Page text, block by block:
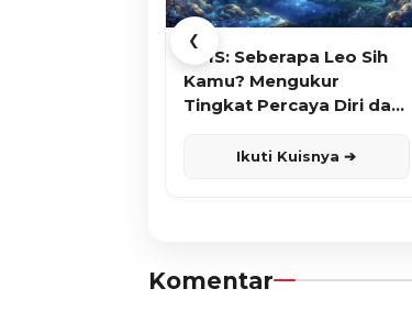
❮
KUIS: Seberapa Leo Sih
Kamu? Mengukur
Tingkat Percaya Diri dan
Ikuti Kuisnya ➔
Komentar